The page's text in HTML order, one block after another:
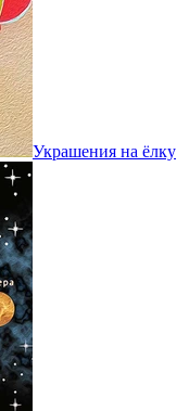
Украшения на ёлку